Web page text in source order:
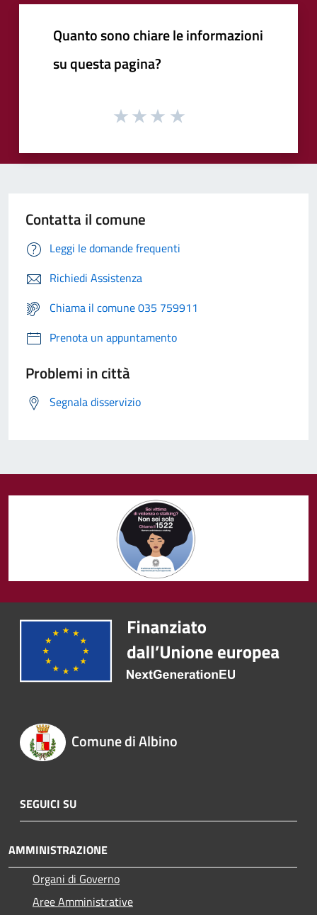
Quanto sono chiare le informazioni
su questa pagina?
Contatta il comune
Leggi le domande frequenti
Richiedi Assistenza
Chiama il comune 035 759911
Prenota un appuntamento
Problemi in città
Segnala disservizio
Comune di Albino
SEGUICI SU
AMMINISTRAZIONE
Organi di Governo
Aree Amministrative